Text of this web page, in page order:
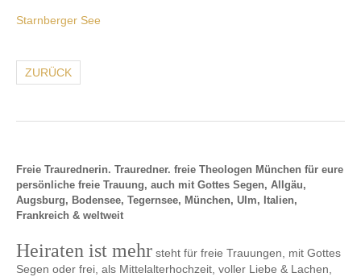
Starnberger See
ZURÜCK
Freie Traurednerin. Trauredner. freie Theologen München für eure
persönliche freie Trauung, auch mit Gottes Segen, Allgäu,
Augsburg, Bodensee, Tegernsee, München, Ulm, Italien,
Frankreich & weltweit
Heiraten ist mehr steht für freie Trauungen, mit Gottes
Segen oder frei, als Mittelalterhochzeit, voller Liebe & Lachen,